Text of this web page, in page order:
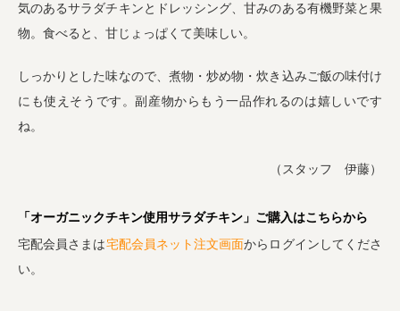
気のあるサラダチキンとドレッシング、甘みのある有機野菜と果
物。食べると、甘じょっぱくて美味しい。
しっかりとした味なので、煮物・炒め物・炊き込みご飯の味付け
にも使えそうです。副産物からもう一品作れるのは嬉しいです
ね。
（スタッフ 伊藤）
「オーガニックチキン使用サラダチキン」ご購入はこちらから
宅配会員さまは宅配会員ネット注文画面からログインしてくださ
い。